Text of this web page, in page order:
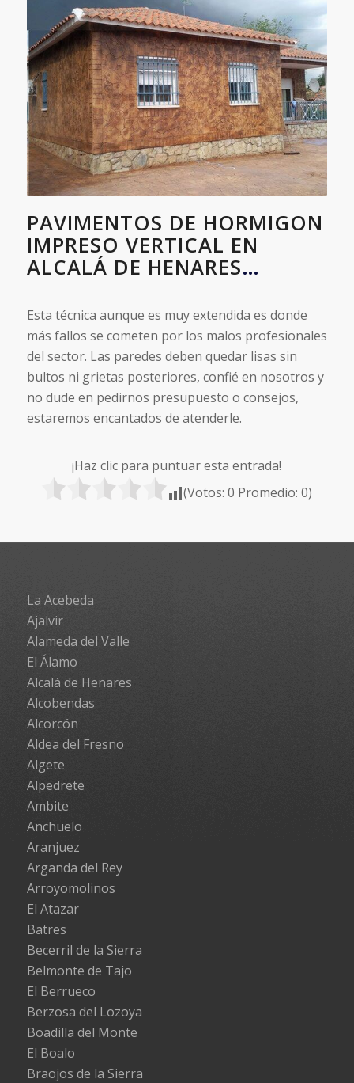
PAVIMENTOS DE HORMIGON
IMPRESO VERTICAL EN
ALCALÁ DE HENARES…
Esta técnica aunque es muy extendida es donde
más fallos se cometen por los malos profesionales
del sector. Las paredes deben quedar lisas sin
bultos ni grietas posteriores, confié en nosotros y
no dude en pedirnos presupuesto o consejos,
estaremos encantados de atenderle.
¡Haz clic para puntuar esta entrada!
(Votos:0 Promedio:0)
La Acebeda
Ajalvir
Alameda del Valle
El Álamo
Alcalá de Henares
Alcobendas
Alcorcón
Aldea del Fresno
Algete
Alpedrete
Ambite
Anchuelo
Aranjuez
Arganda del Rey
Arroyomolinos
El Atazar
Batres
Becerril de la Sierra
Belmonte de Tajo
El Berrueco
Berzosa del Lozoya
Boadilla del Monte
El Boalo
Braojos de la Sierra